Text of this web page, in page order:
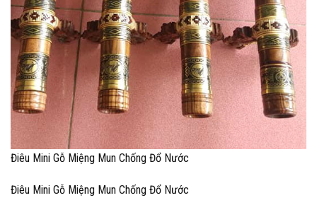
Điêu Mini Gỗ Miệng Mun Chống Đổ Nước
Điêu Mini Gỗ Miệng Mun Chống Đổ Nước